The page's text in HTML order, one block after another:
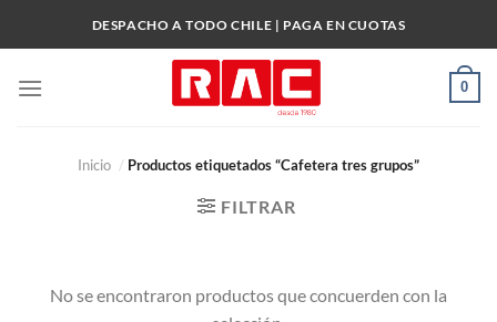
DESPACHO A TODO CHILE | PAGA EN CUOTAS
0
Inicio / Productos etiquetados “Cafetera tres grupos”
FILTRAR
No se encontraron productos que concuerden con la